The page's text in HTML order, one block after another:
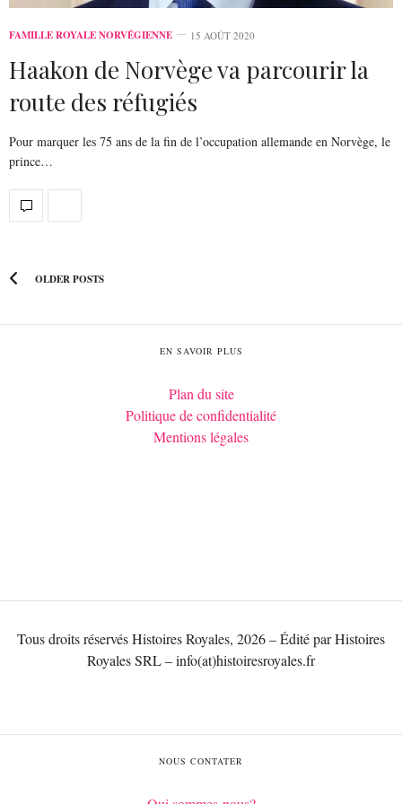
FAMILLE ROYALE NORVÉGIENNE 15 AOÛT 2020
Haakon de Norvège va parcourir la
route des réfugiés
Pour marquer les 75 ans de la fin de l’occupation allemande en Norvège, le
prince…
OLDER POSTS
EN SAVOIR PLUS
Plan du site
Politique de confidentialité
Mentions légales
Tous droits réservés Histoires Royales, 2026 – Édité par Histoires
Royales SRL – info(at)histoiresroyales.fr
NOUS CONTATER